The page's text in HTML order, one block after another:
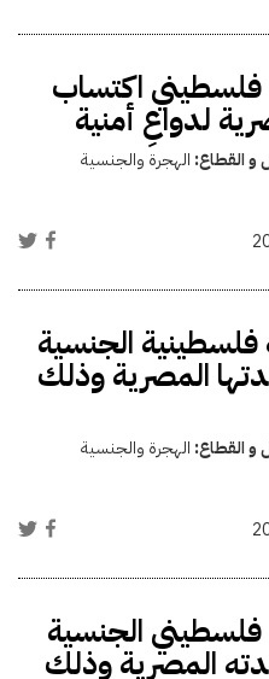
اكتساب
لدواعِ أمنية
و القطاع: الهجرة والجنسية
الجنسية
المصرية وذلك
و القطاع: الهجرة والجنسية
الجنسية
المصرية وذلك